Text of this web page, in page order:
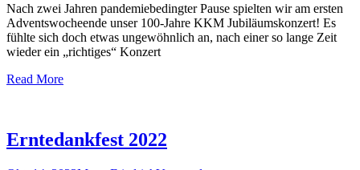
Nach zwei Jahren pandemiebedingter Pause spielten wir am ersten
Adventswocheende unser 100-Jahre KKM Jubiläumskonzert! Es
fühlte sich doch etwas ungewöhnlich an, nach einer so lange Zeit
wieder ein „richtiges“ Konzert
Read More
Erntedankfest 2022